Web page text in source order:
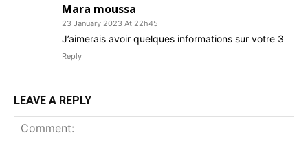
Mara moussa
23 January 2023 At 22h45
J’aimerais avoir quelques informations sur votre 3
Reply
LEAVE A REPLY